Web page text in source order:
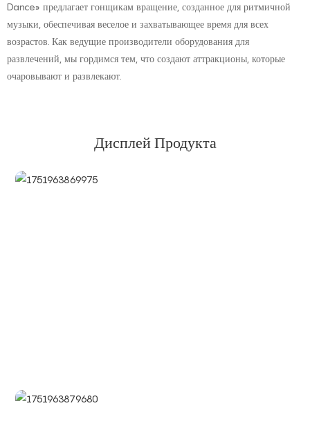
Dance» предлагает гонщикам вращение, созданное для ритмичной
музыки, обеспечивая веселое и захватывающее время для всех
возрастов. Как ведущие производители оборудования для
развлечений, мы гордимся тем, что создают аттракционы, которые
очаровывают и развлекают.
Дисплей Продукта